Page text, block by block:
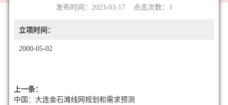
发布时间：2023-03-17 点击次数： 1
立项时间：
2000-05-02
上一条：
中国：大连金石滩线网规划和需求预测